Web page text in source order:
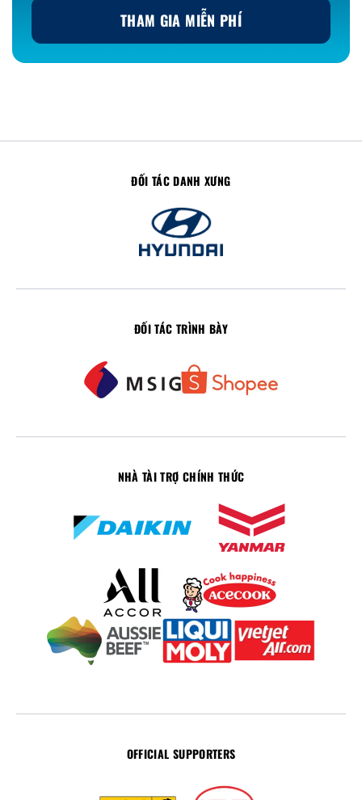
THAM GIA MIỄN PHÍ
ĐỐI TÁC DANH XƯNG
ĐỐI TÁC TRÌNH BÀY
NHÀ TÀI TRỢ CHÍNH THỨC
OFFICIAL SUPPORTERS